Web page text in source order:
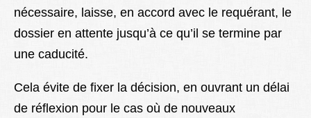
nécessaire, laisse, en accord avec le requérant, le
dossier en attente jusqu’à ce qu’il se termine par
une caducité.
Cela évite de fixer la décision, en ouvrant un délai
de réflexion pour le cas où de nouveaux